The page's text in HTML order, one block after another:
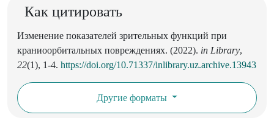
Как цитировать
Изменение показателей зрительных функций при
краниоорбитальных повреждениях. (2022). in Library,
22(1), 1-4. https://doi.org/10.71337/inlibrary.uz.archive.13943
Другие форматы